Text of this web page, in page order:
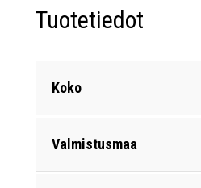
Tuotetiedot
Koko
Valmistusmaa